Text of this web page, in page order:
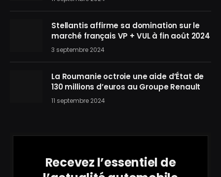
Stellantis affirme sa domination sur le
marché français VP + VUL à fin août 2024
3 septembre 2024
La Roumanie octroie une aide d’État de
130 millions d’euros au Groupe Renault
11 septembre 2024
Recevez l’essentiel de